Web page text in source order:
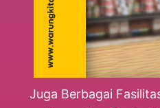
Juga Berbagai